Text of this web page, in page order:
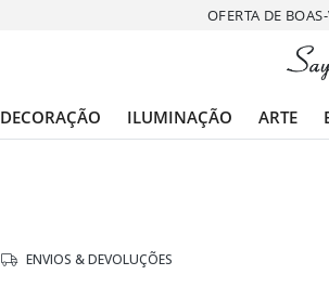
OFERTA DE
DECORAÇÃO ILUMINAÇÃO ARTE
ENVIOS & DEVOLUÇÕES